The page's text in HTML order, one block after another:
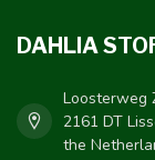
DAHLIA
Loosterweg
2161 DT
the